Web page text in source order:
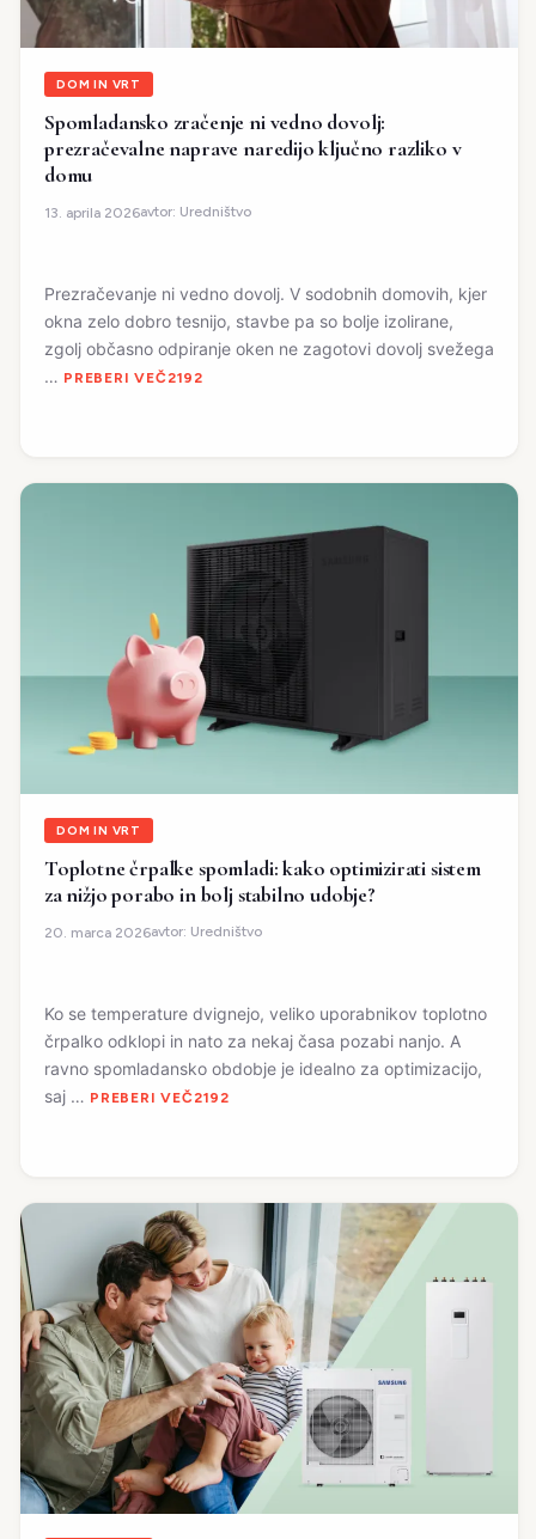
DOM IN VRT
Spomladansko zračenje ni vedno dovolj:
prezračevalne naprave naredijo ključno razliko v
domu
13. aprila 2026avtor: Uredništvo
Prezračevanje ni vedno dovolj. V sodobnih domovih, kjer
okna zelo dobro tesnijo, stavbe pa so bolje izolirane,
zgolj občasno odpiranje oken ne zagotovi dovolj svežega
… PREBERI VEČ
DOM IN VRT
Toplotne črpalke spomladi: kako optimizirati sistem
za nižjo porabo in bolj stabilno udobje?
20. marca 2026avtor: Uredništvo
Ko se temperature dvignejo, veliko uporabnikov toplotno
črpalko odklopi in nato za nekaj časa pozabi nanjo. A
ravno spomladansko obdobje je idealno za optimizacijo,
saj … PREBERI VEČ